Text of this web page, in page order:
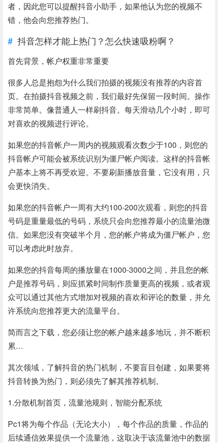
者，因此您可以提醒抖音小助手，如果他认为您的视频不
错，他会向您推荐热门。
抖音怎样才能上热门？怎么快速吸粉啊？
首先背景，帐户权重非常重要
很多人总是抱怨为什么我们拍摄的视频没有推荐的内容首
页。在拍摄抖音视频之前，我们最好先保留一段时间。操作
非常简单。像普通人一样刷抖音。每天滑动几个小时，即可
对喜欢的视频进行评论。
如果您的抖音帐户一周内的视频观看次数少于100，则您的
抖音帐户可能会被系统识别为僵尸帐户阅读。这样的抖音帐
户基本上将不再受欢迎。不要刷新播放音量，它没有用，只
会更快消失。
如果您的抖音帐户一周有大约100-200次观看，则您的抖音
号码是重量最低的号码，系统只会向您推荐最小的流量池微
信。如果您没有突破半个月，您的帐户将成为僵尸帐户，您
可以考虑此时放弃。
如果您的抖音每周的播放量在1000-3000之间，并且您的帐
户是推荐号码，则应抓紧时间制作质量更高的视频，或者观
众可以通过其他方式增加对视频的喜欢和评论的数量，并允
许系统向您推荐更大的流量平台。
简而言之下载，您必须让您的帐户越来越多地玩，并不断积
累…
其次领域，了解抖音的热门机制，不要盲目创建，如果要将
抖音转换为热门，则必须先了解其推荐机制。
1.分散机制首页，流量池规则，智能分配系统
Pc1将为每个作品（无论大小），每个作品的质量，作品的
后续通信效果提供一个流量池，这取决于该流量池中的数据